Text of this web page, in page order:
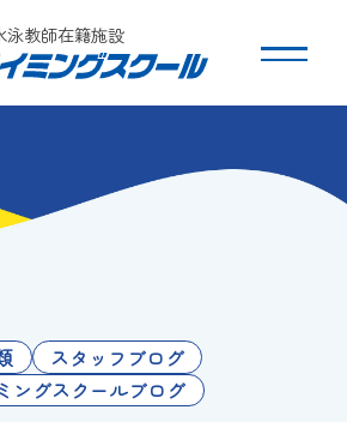
泳教師在籍施設
て
ス紹介
スタッフブログ
ングスクールブログ